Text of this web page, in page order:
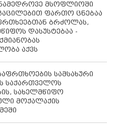
მსოფლიოში
ფართო ცნებაა
ბრძოლას,
დასუსტებაა -
აქვს
სამსახური
საქართველოს
სახელმწიფო
მოქალაქის